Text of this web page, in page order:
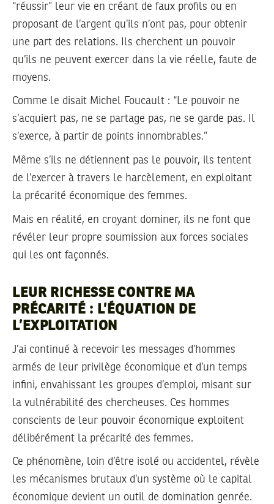
“réussir” leur vie en créant de faux profils ou en
proposant de l’argent qu’ils n’ont pas, pour obtenir
une part des relations. Ils cherchent un pouvoir
qu’ils ne peuvent exercer dans la vie réelle, faute de
moyens.
Comme le disait Michel Foucault : “Le pouvoir ne
s’acquiert pas, ne se partage pas, ne se garde pas. Il
s’exerce, à partir de points innombrables.”
Même s’ils ne détiennent pas le pouvoir, ils tentent
de l’exercer à travers le harcèlement, en exploitant
la précarité économique des femmes.
Mais en réalité, en croyant dominer, ils ne font que
révéler leur propre soumission aux forces sociales
qui les ont façonnés.
LEUR RICHESSE CONTRE MA
PRÉCARITÉ : L’ÉQUATION DE
L’EXPLOITATION
J’ai continué à recevoir les messages d’hommes
armés de leur privilège économique et d’un temps
infini, envahissant les groupes d’emploi, misant sur
la vulnérabilité des chercheuses. Ces hommes
conscients de leur pouvoir économique exploitent
délibérément la précarité des femmes.
Ce phénomène, loin d’être isolé ou accidentel, révèle
les mécanismes brutaux d’un système où le capital
économique devient un outil de domination genrée.